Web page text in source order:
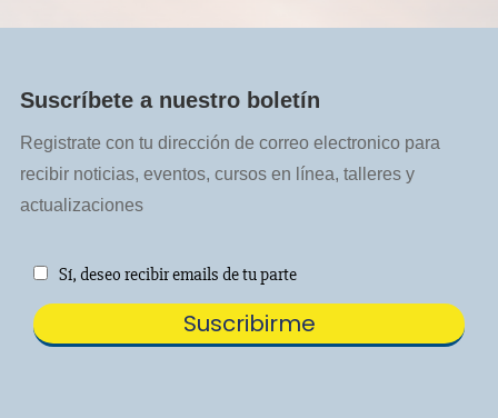
Suscríbete a nuestro boletín
Registrate con tu dirección de correo electronico para
recibir noticias, eventos, cursos en línea, talleres y
actualizaciones